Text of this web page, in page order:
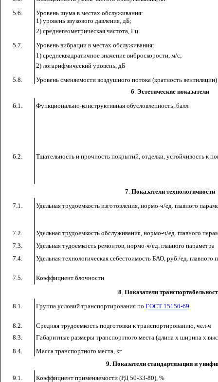
5.6.
Уровень шума в местах обслуживания:
1) уровень звукового давления, дБ;
2) среднегеометрическая частота, Гц
5.7.
Уровень вибрации в местах обслуживания:
1) среднеквадратичное значение виброскорости, м/с;
2) логарифмический уровень, дБ
5.8.
Уровень сменяемости воздушного потока (кратность вентиляции)
6. Эстетические показатели
6.1.
Функционально-конструктивная обусловленность, балл
6.2. Тщательность и прочность покрытий, отделки, устойчивость к
7. Показатели технологичности
7.1.
Удельная трудоемкость изготовления, нормо-ч/ед. главного
7.2.
Удельная трудоемкость обслуживания, нормо-ч/ед. главного
7.3.
Удельная тудоемкость ремонтов, нормо-ч/ед. главного параметра
7.4. Удельная технологическая себестоимость БАО, руб./ед. главного
7.5.
Коэффициент блочности
8. Показатели
8.1.
Группа условий транспортирования по ГОСТ 15150-69
8.2.
Средняя трудоемкость подготовки к транспортированию, чел-ч
8.3.
Габаритные размеры транспортного места (длина х ширина х
8.4.
Масса транспортного места, кг
9. Показатели стандартизации и
9.1.
Коэффициент применяемости (РД 50-33-80), %